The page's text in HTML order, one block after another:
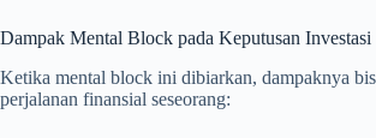
Dampak Mental Block pada Keputusan Investasi
Ketika mental block ini dibiarkan, dampaknya
perjalanan finansial seseorang: